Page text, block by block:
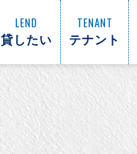
LEND
貸したい
TENANT
テナント